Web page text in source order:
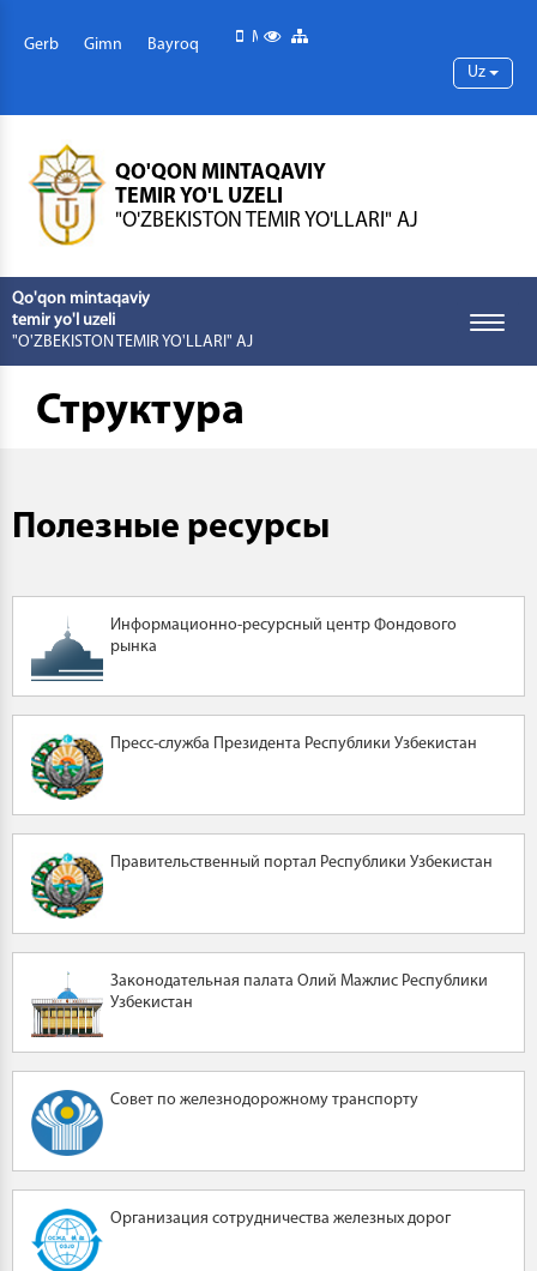
Gerb Gimn Bayroq Mobil versiya
Maxsus imkoniyatlar
Uz
QO'QON MINTAQAVIY
TEMIR YO'L UZELI
"O'ZBEKISTON TEMIR YO'LLARI" AJ
Qo'qon mintaqaviy
temir yo'l uzeli
"O'ZBEKISTON TEMIR YO'LLARI" AJ
Toggle
Структура
Полезные ресурсы
Информационно-ресурсный центр Фондового
рынка
Пресс-служба Президента Республики Узбекистан
Правительственный портал Республики Узбекистан
Законодательная палата Олий Мажлис Республики
Узбекистан
Совет по железнодорожному транспорту
Организация сотрудничества железных дорог